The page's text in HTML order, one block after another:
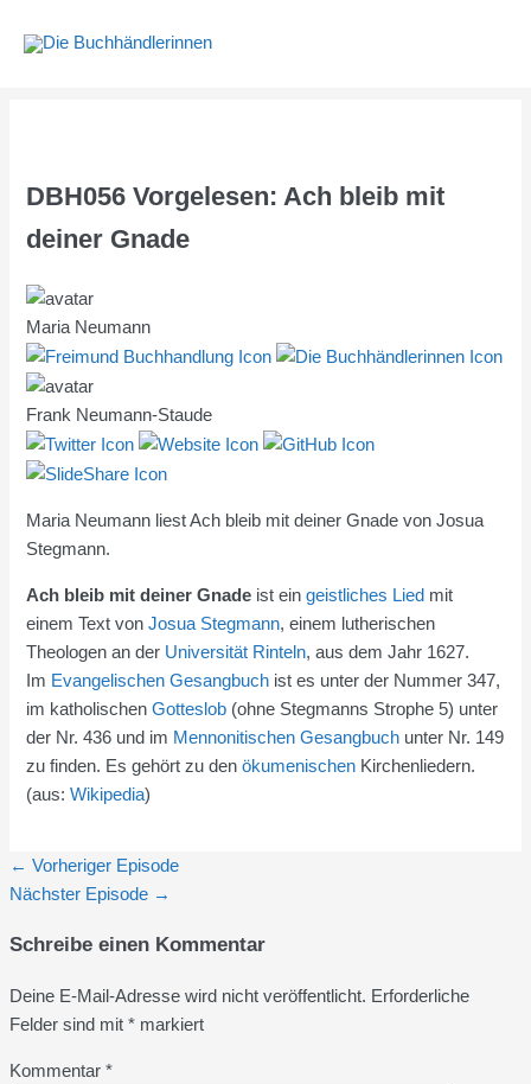
Inhalt
DBH056 Vorgelesen: Ach bleib mit
deiner Gnade
Maria Neumann
Frank Neumann-Staude
Maria Neumann liest Ach bleib mit deiner Gnade von Josua
Stegmann.
Ach bleib mit deiner Gnade ist eingeistliches Lied mit
einem Text vonJosua Stegmann, einem lutherischen
Theologen an der Universität Rinteln, aus dem Jahr 1627.
Im Evangelischen Gesangbuch ist es unter der Nummer 347,
im katholischenGotteslob (ohne Stegmanns Strophe 5) unter
der Nr. 436 und im Mennonitischen Gesangbuch unter Nr. 149
zu finden. Es gehört zu denökumenischen Kirchenliedern.
(aus:Wikipedia)
← Vorheriger Episode
Nächster Episode →
Schreibe einen Kommentar
Deine E-Mail-Adresse wird nicht veröffentlicht. Erforderliche
Felder sind mit *markiert
Kommentar *